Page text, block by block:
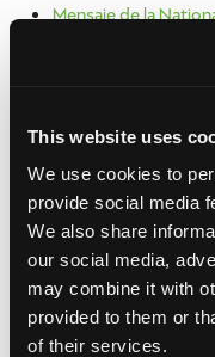
This website uses
We use cookies to
provide social media
We also share
our social media,
may combine it with
provided to them or
of their services.
Mensaje de la
print
Archivo
julio 2024
mayo 2024
septiembre 2023
junio 2023
enero 2023